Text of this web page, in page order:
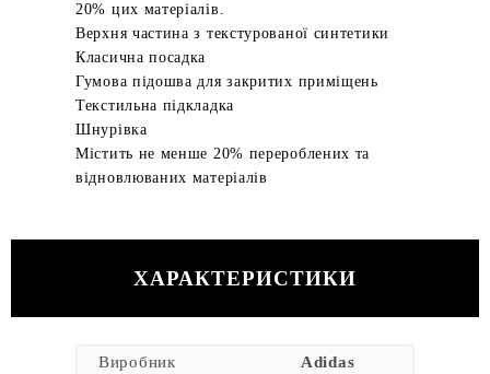
20% цих матеріалів.
Верхня частина з текстурованої синтетики
Класична посадка
Гумова підошва для закритих приміщень
Текстильна підкладка
Шнурівка
Містить не менше 20% перероблених та
відновлюваних матеріалів
ХАРАКТЕРИСТИКИ
Виробник Adidas